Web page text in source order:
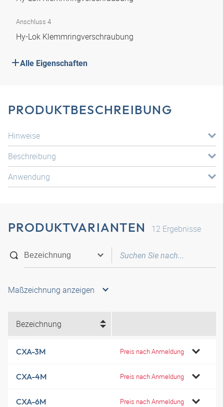
Anschluss 4
Hy-Lok Klemmringverschraubung
Alle Eigenschaften
PRODUKTBESCHREIBUNG
Hinweise
Beschreibung
Anwendung
PRODUKTVARIANTEN 12 Ergebnisse
Maßzeichnung anzeigen
Bezeichnung
CXA-3M Preis nach Anmeldung
CXA-4M Preis nach Anmeldung
CXA-6M Preis nach Anmeldung